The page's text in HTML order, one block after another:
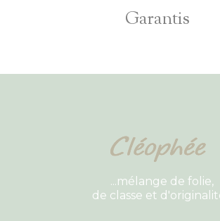
Garantis
...mélange de folie,
de classe et